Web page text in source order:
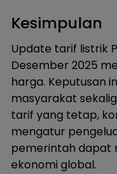
Kesimpulan
Update tarif listrik
Desember 2025
harga. Keputusan
masyarakat
tarif yang tetap,
mengatur
pemerintah dapat
ekonomi global.